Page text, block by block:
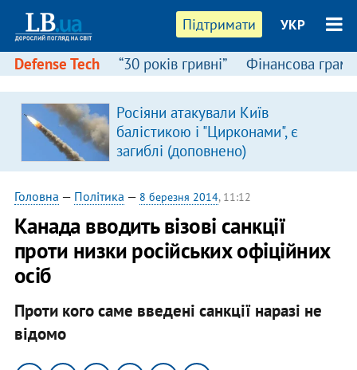
Підтримати УКР
Defense Tech “30 років гривні” Фінансова
Росіяни атакували Київ
балістикою і "Цирконами", є
загиблі (доповнено)
Головна — Політика — 8 березня 2014, 11:12
Канада вводить візові санкції
проти низки російських офіційних
осіб
Проти кого саме введені санкції наразі не
відомо